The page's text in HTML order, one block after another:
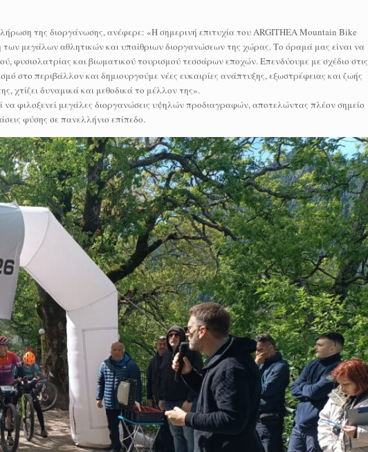
της διοργάνωσης, ανέφερε: «Η σημερινή επιτυχία του ARGITHEA Mountain Bike
μεγάλων αθλητικών και υπαίθριων διοργανώσεων της χώρας. Το όραμά μας είναι να
φυσιολατρίας και βιωματικού τουρισμού τεσσάρων εποχών. Επενδύουμε με σχέδιο στις
στο περιβάλλον και δημιουργούμε νέες ευκαιρίες ανάπτυξης, εξωστρέφειας και ζωής
χτίζει δυναμικά και μεθοδικά το μέλλον της».
φιλοξενεί μεγάλες διοργανώσεις υψηλών προδιαγραφών, αποτελώντας πλέον σημείο
φύσης σε πανελλήνιο επίπεδο.